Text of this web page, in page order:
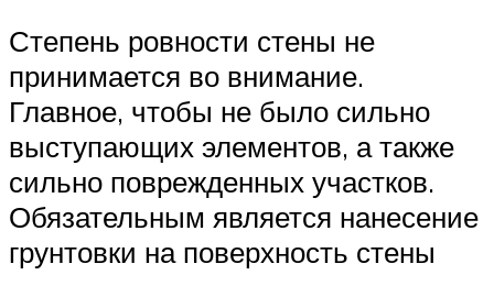
Степень ровности стены не
принимается во внимание.
Главное, чтобы не было сильно
выступающих элементов, а также
сильно поврежденных участков.
Обязательным является нанесение
грунтовки на поверхность стены